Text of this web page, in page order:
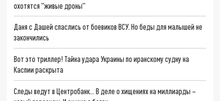
охотятся "живые дроны"
Даня с Дашей спаслись от боевиков ВСУ. Но беды для малышей не
закончились
Вот это триллер! Тайна удара Украины по иранскому судну на
Каспии раскрыта
Следы ведут в Центробанк… В деле о хищениях на миллиарды –